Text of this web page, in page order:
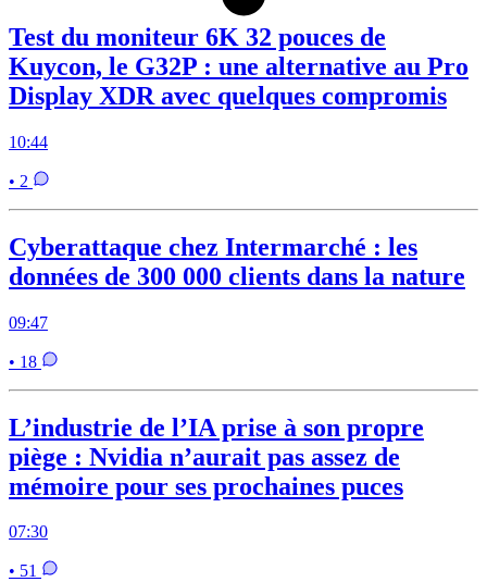
Test du moniteur 6K 32 pouces de
Kuycon, le G32P : une alternative au Pro
Display XDR avec quelques compromis
10:44
• 2
Cyberattaque chez Intermarché : les
données de 300 000 clients dans la nature
09:47
• 18
L’industrie de l’IA prise à son propre
piège : Nvidia n’aurait pas assez de
mémoire pour ses prochaines puces
07:30
• 51